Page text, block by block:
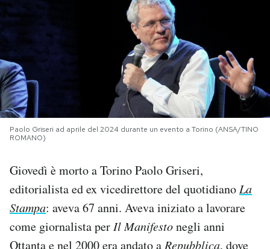
Mondiali calcio 2026
PODCAST
NEWSLETTER
I MIEI PREFERITI
CALENDARIO
Paolo Griseri ad aprile del 2024 durante un evento a Torino (ANSA/TINO
ROMANO)
Giovedì è morto a Torino Paolo Griseri,
editorialista ed ex vicedirettore del quotidiano La
Stampa: aveva 67 anni. Aveva iniziato a lavorare
come giornalista per Il Manifestonegli anni
Ottanta e nel 2000 era andato a Repubblica, dove